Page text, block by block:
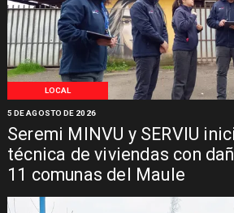
LOCAL
Seremi MINVU y SERVIU
técnica de viviendas con
11 comunas del Maule
5 DE AGOSTO DE 2026